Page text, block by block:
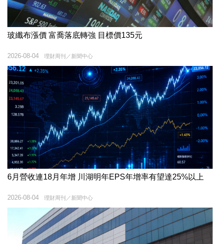
玻纖布漲價 富喬落底轉強 目標價135元
理財周刊／新聞中心
2026-08-04
6月營收連18月年增 川湖明年EPS年增率有望達25%以上
理財周刊／新聞中心
2026-08-04